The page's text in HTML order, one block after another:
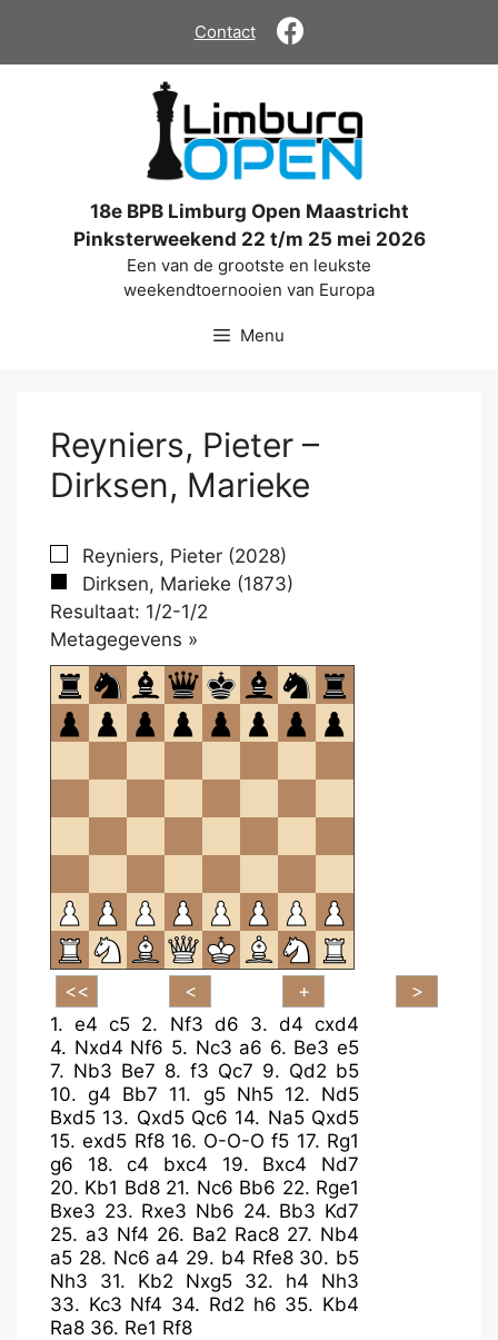
de
Contact
18e BPB Limburg Open Maastricht
Pinksterweekend 22 t/m 25 mei 2026
Een van de grootste en leukste
weekendtoernooien van Europa
Menu
Reyniers, Pieter –
Dirksen, Marieke
Reyniers, Pieter (2028)
Dirksen, Marieke (1873)
Resultaat: 1/2-1/2
Metagegevens »
om
te
openen.
1.e4 c5 2. Nf3 d6 3. d4 cxd4
4. Nxd4 Nf6 5. Nc3 a6 6. Be3 e5
7. Nb3 Be7 8. f3 Qc7 9. Qd2 b5
10.g4 Bb7 11. g5 Nh5 12. Nd5
Bxd5 13. Qxd5 Qc6 14. Na5 Qxd5
15.exd5 Rf8 16. O-O-O f5 17. Rg1
g6
18.c4 bxc4 19. Bxc4
Nd7
20. Kb1 Bd8 21. Nc6 Bb6 22. Rge1
Bxe3 23. Rxe3 Nb6 24. Bb3 Kd7
25. a3 Nf4 26. Ba2 Rac8 27. Nb4
a5 28. Nc6 a4 29. b4 Rfe8 30. b5
Nh3
31. Kb2 Nxg5 32. h4
Nh3
33. Kc3 Nf4 34. Rd2 h6 35. Kb4
Ra8 36. Re1 Rf8